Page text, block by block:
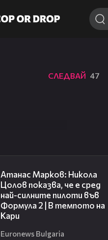
СЛЕДВАЙ 47
Атанас Марков: Никола
Цолов показва, че е сред
най-силните пилоти във
Формула 2 | В темпото на
Кари
Euronews Bulgaria